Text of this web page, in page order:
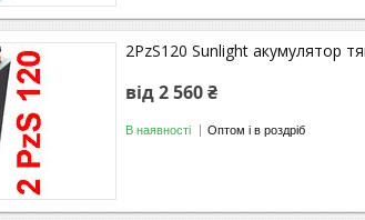
2PzS120 Sunlight акумулятор
від 2 560 ₴
В наявності Оптом і в роздріб